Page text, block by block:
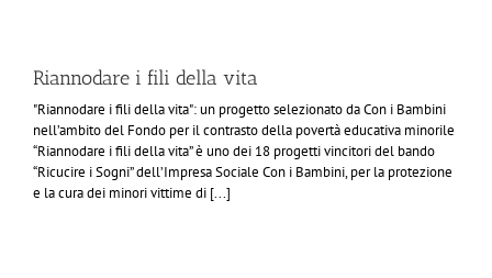
Riannodare i fili della vita
"Riannodare i fili della vita": un progetto selezionato da Con i Bambini
nell’ambito del Fondo per il contrasto della povertà educativa minorile
“Riannodare i fili della vita” è uno dei 18 progetti vincitori del bando
“Ricucire i Sogni” dell’Impresa Sociale Con i Bambini, per la protezione
e la cura dei minori vittime di [...]